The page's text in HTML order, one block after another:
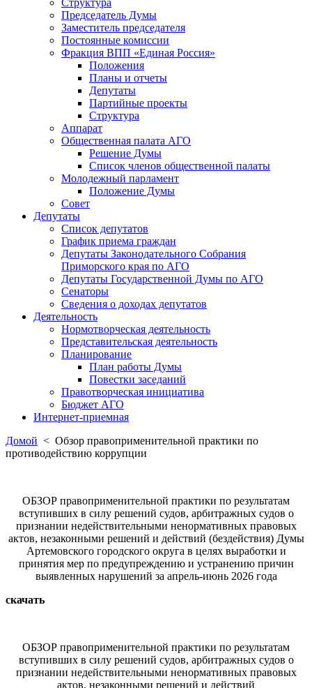
Председатель Думы
Заместитель председателя
Постоянные комиссии
Фракция ВПП «Единая Россия»
Положения
Планы и отчеты
Депутаты
Партийные проекты
Структура
Аппарат
Общественная палата АГО
Решение Думы
Список членов общественной палаты
Молодежный парламент
Положение Думы
Совет
Депутаты
Список депутатов
График приема граждан
Депутаты Законодательного Собрания
Приморского края по АГО
Депутаты Государственной Думы по АГО
Сенаторы
Сведения о доходах депутатов
Деятельность
Нормотворческая деятельность
Представительская деятельность
Планирование
План работы Думы
Повестки заседаний
Правотворческая инициатива
Бюджет АГО
Интернет-приемная
Домой < Обзор правоприменительной практики по
противодействию коррупции
ОБЗОР правоприменительной практики по результатам
вступивших в силу решений судов, арбитражных судов о
признании недействительными ненормативных правовых
актов, незаконными решений и действий (бездействия) Думы
Артемовского городского округа в целях выработки и
принятия мер по предупреждению и устранению причин
выявленных нарушений за апрель-июнь 2026 года
скачать
ОБЗОР правоприменительной практики по результатам
вступивших в силу решений судов, арбитражных судов о
признании недействительными ненормативных правовых
актов, незаконными решений и действий